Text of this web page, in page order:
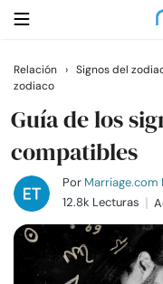
Buscar
Casarse
Relaciones
Familia
Relación › Signos del
zodiaco
Guía de los
compatibles
Por Marriage.com
12.8k Lecturas